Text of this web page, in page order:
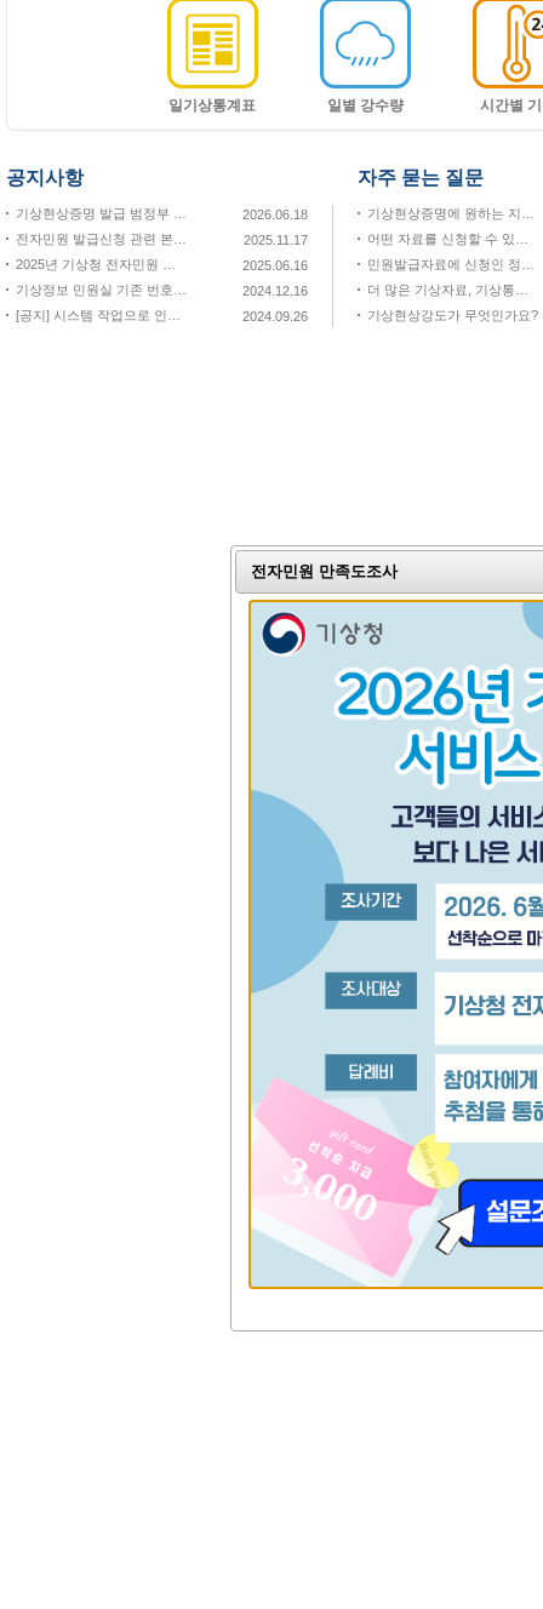
일기상통계표 일별 강수량 시간별
공지사항
기상현상증명 발급 범정부 서비스 통합창구(정부24+) 연계 서비스 개시 알림
2026.06.18
전자민원 발급신청 관련 본인 인증 서비스 이용 변경 안내
2025.11.17
2025년 기상청 전자민원 만족도 조사
2025.06.16
기상정보 민원실 기존 번호 폐지 알림
2024.12.16
[공지] 시스템 작업으로 인한 서비스 순단 현상 안내(9.26.)
2024.09.26
자주 묻는 질문
기상현상증명에 원하는 지점 자료가 없을 때는 어떻게 하나요?
어떤 자료를 신청할 수 있나요?
민원발급자료에 신청인 정보가 없어요
더 많은 기상자료, 기상통계를 볼 수 있는 사이트가 있나요?
기상현상강도가 무엇인가요?
전자민원 만족도조사